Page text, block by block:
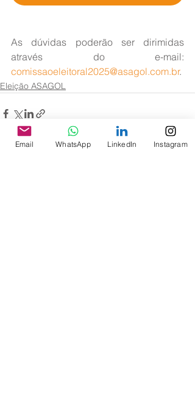
As dúvidas poderão ser dirimidas
comissaoeleitoral2025@asagol.com.br.
Eleição ASAGOL
Email WhatsApp LinkedIn Instagram